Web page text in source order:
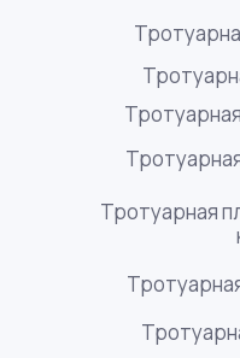
Тротуарная